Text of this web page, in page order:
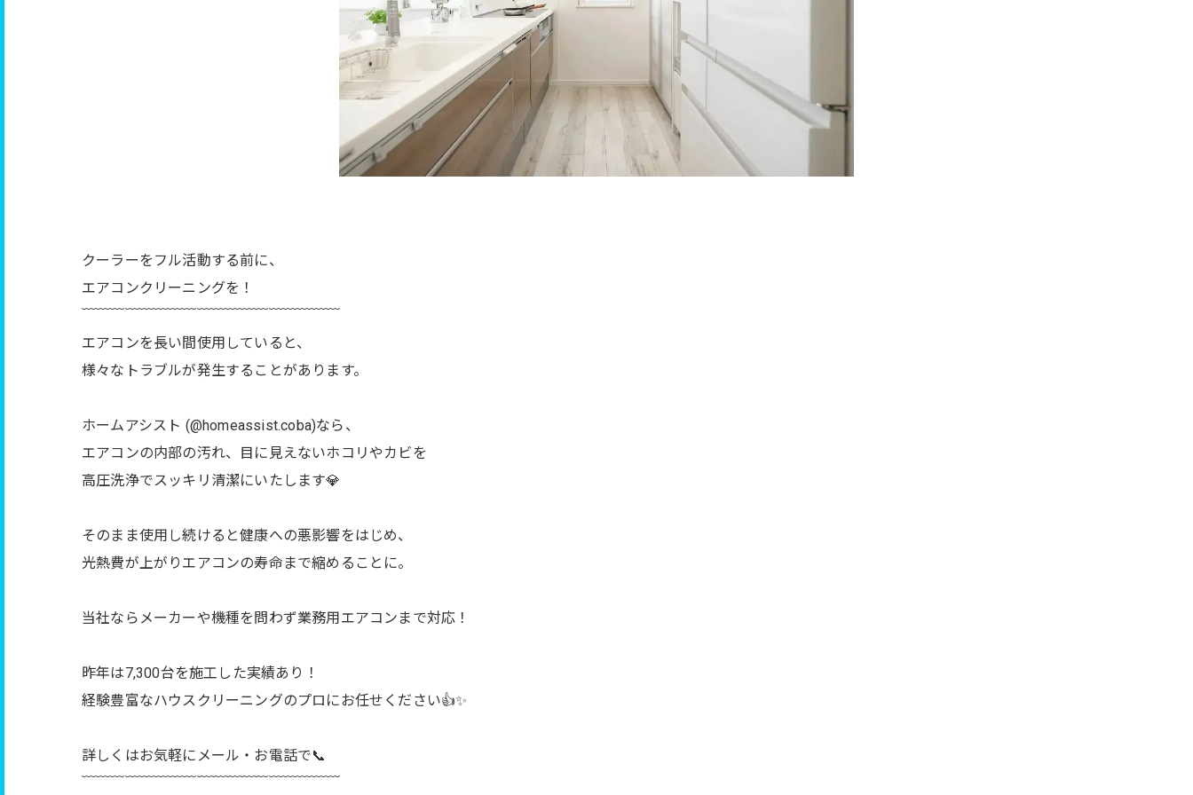
クーラーをフル活動する前に、
エアコンクリーニングを！
﹋﹋﹋﹋﹋﹋﹋﹋﹋﹋﹋﹋﹋﹋﹋﹋﹋﹋
エアコンを長い間使用していると、
様々なトラブルが発生することがあります。
ホームアシスト (@homeassist.coba)なら、
エアコンの内部の汚れ、目に見えないホコリやカビを
高圧洗浄でスッキリ清潔にいたします💎
そのまま使用し続けると健康への悪影響をはじめ、
光熱費が上がりエアコンの寿命まで縮めることに。
当社ならメーカーや機種を問わず業務用エアコンまで対応！
昨年は7,300台を施工した実績あり！
経験豊富なハウスクリーニングのプロにお任せください👍✨
詳しくはお気軽にメール・お電話で📞
﹋﹋﹋﹋﹋﹋﹋﹋﹋﹋﹋﹋﹋﹋﹋﹋﹋﹋